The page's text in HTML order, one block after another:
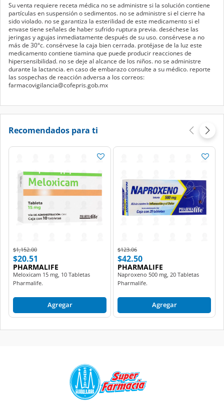
Su venta requiere receta médica no se administre si la solución contiene
partículas en suspensión o sedimentos. no se administre si el cierre ha
sido violado. no se garantiza la esterilidad de este medicamento si el
envase tiene señales de haber sufrido ruptura previa. deséchese las
jeringas y agujas inmediatamente después de su uso. consérvese a no
más de 30°c. consérvese la caja bien cerrada. protéjase de la luz este
medicamento contiene tiamina que puede producir reacciones de
hipersensibilidad. no se deje al alcance de los niños. no se administre
durante la lactancia. en caso de embarazo consulte a su médico. reporte
las sospechas de reacción adversa a los correos:
farmacovigilancia@cofepris.gob.mx
Recomendados para ti
Price reduced from
$1,152.00to
$20.51
PHARMALIFE
Meloxicam 15 mg, 10 Tabletas
Pharmalife.
Agregar
Price reduced from
$123.06to
$42.50
PHARMALIFE
Naproxeno 500 mg, 20 Tabletas
Pharmalife.
Agregar